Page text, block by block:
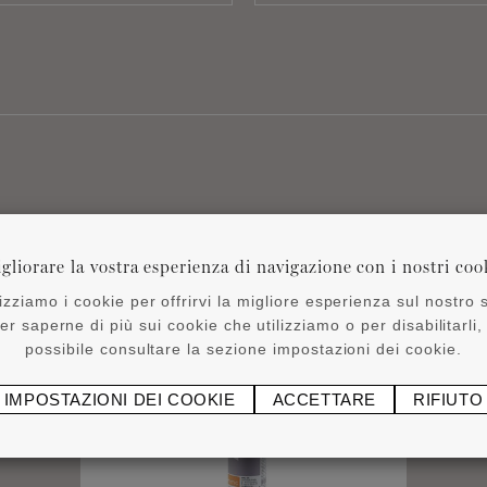
la vostra esperienza di navigazione con i nostri
i cookie per offrirvi la migliore esperienza sul nostro
saperne di più sui cookie che utilizziamo o per disabilitarli,
possibile consultare la sezione impostazioni dei cookie.
IMPOSTAZIONI DEI COOKIE ACCETTARE RIFIUTO